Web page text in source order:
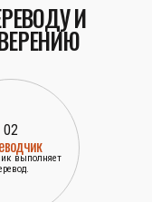
И
02
выполняет